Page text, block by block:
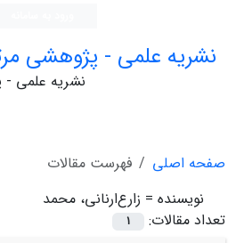
نشریه علمی - پژوهشی
نشریه علمی -
صفحه اصلی
فهرست مقالات
نویسنده = زارع‌ارنانی، محمد
تعداد مقالات:
1